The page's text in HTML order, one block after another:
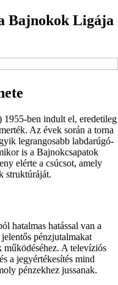
Bajnokok Ligája
ben indult el, eredetileg
Az évek során a torna
legrangosabb labdarúgó-
is a Bajnokcsapatok
elérte a csúcsot, amely
struktúráját.
hatalmas hatással van a
pénzjutalmakat
A televíziós
a jegyértékesítés mind
pénzekhez jussanak.